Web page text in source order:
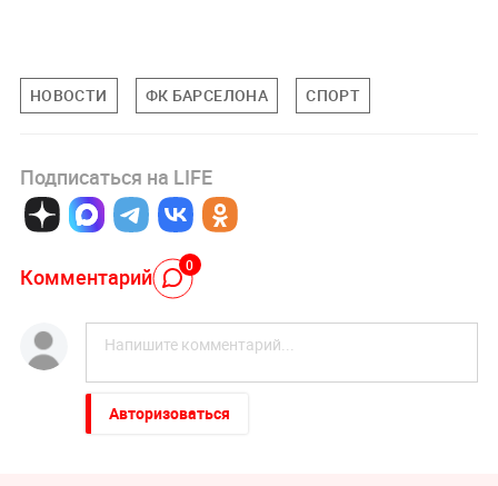
НОВОСТИ ФК БАРСЕЛОНА СПОРТ
Подписаться на LIFE
Комментарий 0
Авторизоваться